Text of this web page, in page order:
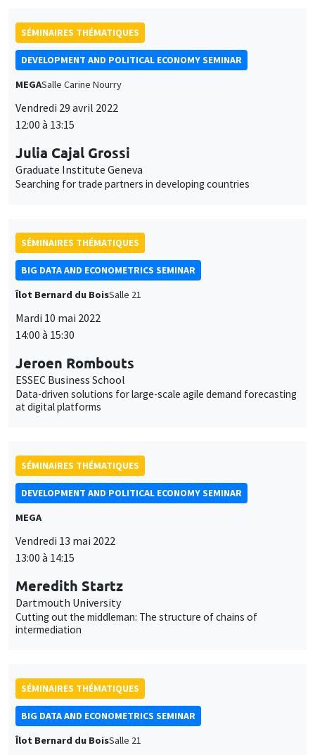
SÉMINAIRES THÉMATIQUES
DEVELOPMENT AND POLITICAL ECONOMY SEMINAR
MEGASalle Carine Nourry
Vendredi 29 avril 2022
12:00 à 13:15
Julia Cajal Grossi
Graduate Institute Geneva
Searching for trade partners in developing countries
SÉMINAIRES THÉMATIQUES
BIG DATA AND ECONOMETRICS SEMINAR
Îlot Bernard du BoisSalle 21
Mardi 10 mai 2022
14:00 à 15:30
Jeroen Rombouts
ESSEC Business School
Data-driven solutions for large-scale agile demand forecasting
at digital platforms
SÉMINAIRES THÉMATIQUES
DEVELOPMENT AND POLITICAL ECONOMY SEMINAR
MEGA
Vendredi 13 mai 2022
13:00 à 14:15
Meredith Startz
Dartmouth University
Cutting out the middleman: The structure of chains of
intermediation
SÉMINAIRES THÉMATIQUES
BIG DATA AND ECONOMETRICS SEMINAR
Îlot Bernard du BoisSalle 21
des
données
personnelles
et
cookies
Ce site utilise des cookies et des services tiers pour garantir son bon
fonctionnement, analyser la fréquentation du site et proposer des
contenus multimédias. Vous êtes libre d’accepter, de refuser ou de
personnaliser l’utilisation de ces services. Votre choix pourra être
accessible en bas de page. Pour en savoir plus, consultez notre
politique de confidentialité.